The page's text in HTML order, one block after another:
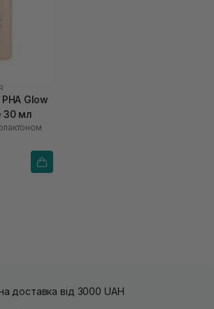
Glow
30 мл
доставка від 3000 UAH